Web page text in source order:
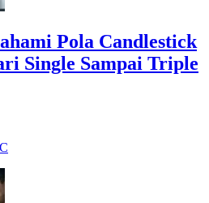
Pola Candlestick
Single Sampai Triple